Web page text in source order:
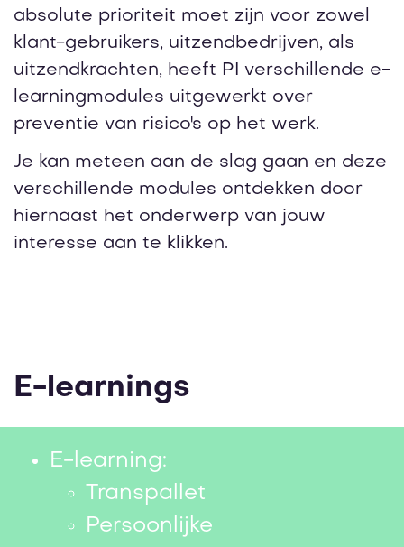
absolute prioriteit moet zijn voor zowel
klant-gebruikers, uitzendbedrijven, als
uitzendkrachten, heeft PI verschillende e-
learningmodules uitgewerkt over
preventie van risico's op het werk.
Je kan meteen aan de slag gaan en deze
verschillende modules ontdekken door
hiernaast het onderwerp van jouw
interesse aan te klikken.
E-learnings
E-learning:
Transpallet
Persoonlijke